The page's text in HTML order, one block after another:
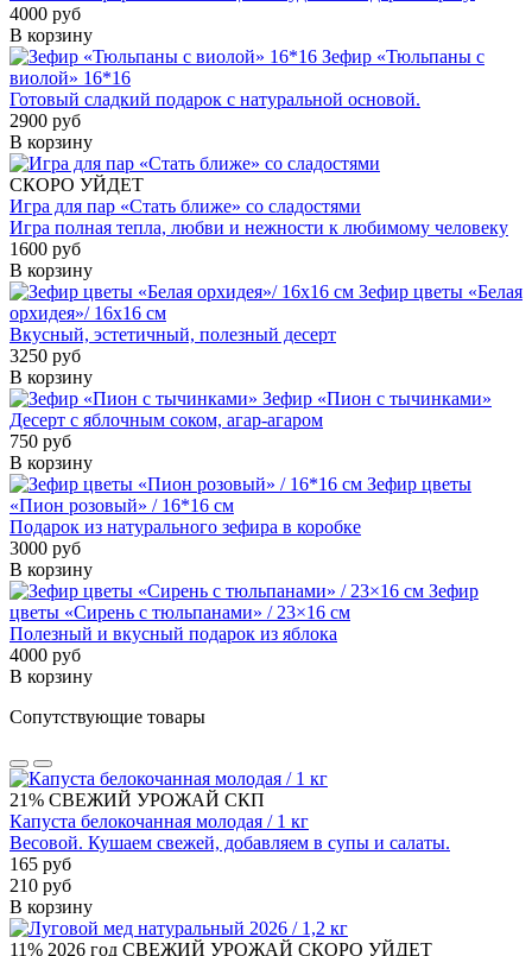
4000 руб
В корзину
Зефир «Тюльпаны с
виолой» 16*16
Готовый сладкий подарок с натуральной основой.
2900 руб
В корзину
СКОРО УЙДЕТ
Игра для пар «Стать ближе» со сладостями
Игра полная тепла, любви и нежности к любимому человеку
1600 руб
В корзину
Зефир цветы «Белая
орхидея»/ 16х16 см
Вкусный, эстетичный, полезный десерт
3250 руб
В корзину
Зефир «Пион с тычинками»
Десерт с яблочным соком, агар-агаром
750 руб
В корзину
Зефир цветы
«Пион розовый» / 16*16 см
Подарок из натурального зефира в коробке
3000 руб
В корзину
Зефир
цветы «Сирень с тюльпанами» / 23×16 см
Полезный и вкусный подарок из яблока
4000 руб
В корзину
Сопутствующие товары
21% СВЕЖИЙ УРОЖАЙ СКП
Капуста белокочанная молодая / 1 кг
Весовой. Кушаем свежей, добавляем в супы и салаты.
165 руб
210 руб
В корзину
11% 2026 год СВЕЖИЙ УРОЖАЙ СКОРО УЙДЕТ